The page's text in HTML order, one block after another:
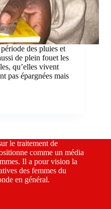
des pluies et
de plein fouet les
qu’elles vivent
pas épargnées mais
le traitement de
comme un média
Il a pour vision la
des femmes du
en général.